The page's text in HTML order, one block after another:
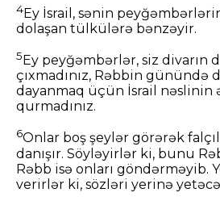
4Ey İsrail, sənin
dolaşan tülkülərə bənzəyir.
5 Ey peyğəmbərlər, siz divarın
çıxmadınız, Rəbbin günündə
dayanmaq üçün İsrail nəslinin
qurmadınız.
6Onlar boş şeylər görərək
danışır. Söyləyirlər ki, bunu
Rəbb isə onları göndərməyib.
verirlər ki, sözləri yerinə